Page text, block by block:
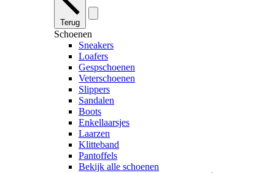
Terug
Schoenen
Sneakers
Loafers
Gespschoenen
Veterschoenen
Slippers
Sandalen
Boots
Enkellaarsjes
Laarzen
Klitteband
Pantoffels
Bekijk alle schoenen